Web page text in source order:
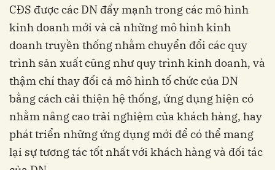
CĐS được các DN đẩy mạnh trong các mô hình
kinh doanh mới và cả những mô hình kinh
doanh truyền thống nhằm chuyển đổi các quy
trình sản xuất cũng như quy trình kinh doanh, và
thậm chí thay đổi cả mô hình tổ chức của DN
bằng cách cải thiện hệ thống, ứng dụng hiện có
nhằm nâng cao trải nghiệm của khách hàng, hay
phát triển những ứng dụng mới để có thể mang
lại sự tương tác tốt nhất với khách hàng và đối tác